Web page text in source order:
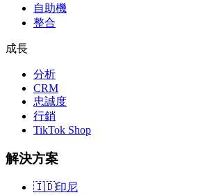
自助機
整合
成長
分析
CRM
忠誠度
行銷
TikTok Shop
解決方案
🇮🇩印尼